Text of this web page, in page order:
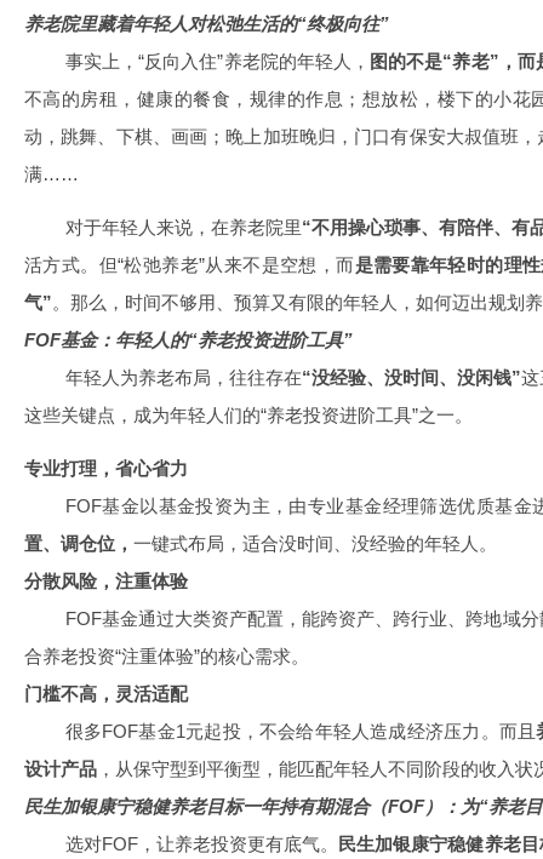
养老院里藏着年轻人对松弛生活的“终极向往”
事实上，“反向入住”养老院的年轻人， 图的不是“养老”，
不高的房租，健康的餐食，规律的作息；想放松，楼下的小花
动，跳舞、下棋、画画；晚上加班晚归，门口有保安大叔值班
满……
对于年轻人来说，在养老院里“不用操心琐事、有陪伴、有
活方式。但“松弛养老”从来不是空想，而是需要靠年轻时的理
气”。那么，时间不够用、预算又有限的年轻人，如何迈出规划
FOF基金：年轻人的“养老投资进阶工具”
年轻人为养老布局，往往存在“没经验、没时间、没闲钱”这
这些关键点，成为年轻人们的“养老投资进阶工具”之一。
专业打理，省心省力
FOF基金以基金投资为主，由专业基金经理筛选优质基金
置、调仓位， 一键式布局，适合没时间、没经验的年轻人。
分散风险，注重体验
FOF基金通过大类资产配置，能跨资产、跨行业、跨地域
合养老投资“注重体验”的核心需求。
门槛不高，灵活适配
很多FOF基金1元起投，不会给年轻人造成经济压力。而且
设计产品 ，从保守型到平衡型，能匹配年轻人不同阶段的收入状
民生加银康宁稳健养老目标一年持有期混合（FOF）：为“养老
选对FOF，让养老投资更有底气。
民生加银康宁稳健养老